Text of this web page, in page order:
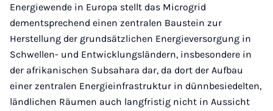
Energiewende in Europa stellt das Microgrid
dementsprechend einen zentralen Baustein zur
Herstellung der grundsätzlichen Energieversorgung in
Schwellen- und Entwicklungsländern, insbesondere in
der afrikanischen Subsahara dar, da dort der Aufbau
einer zentralen Energieinfrastruktur in dünnbesiedelten,
ländlichen Räumen auch langfristig nicht in Aussicht